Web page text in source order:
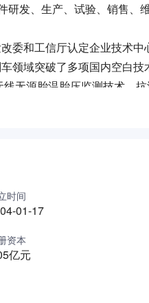
研发、生产、试验、销售、
委和工信厅认定企业技术中
领域突破了多项国内空白技
无源胎温胎压监测技术、
国防科学技术进步奖一等奖
时间
01-17
资本
亿元